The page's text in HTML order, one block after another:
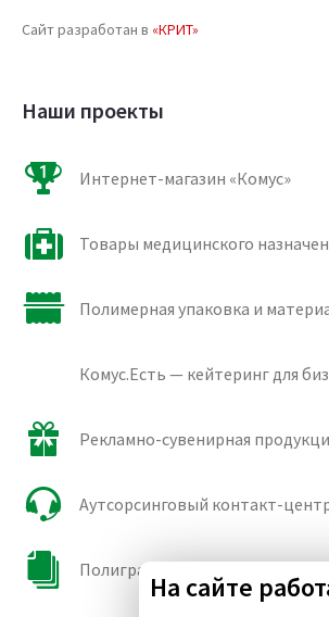
Сайт разработан в «КРИТ»
Наши проекты
Интернет-магазин «Комус»
Товары медицинского
Полимерная упаковка и
Комус.Есть — кейтеринг для
Рекламно-сувенирная
Аутсорсинговый контакт-
Полиграфические сорта бумаги
На сайте